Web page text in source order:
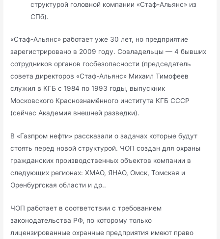
структурой головной компании «Стаф-Альянс» из
СПб).
«Стаф-Альянс» работает уже 30 лет, но предприятие
зарегистрировано в 2009 году. Совладельцы — 4 бывших
сотрудников органов госбезопасности (председатель
совета директоров «Стаф-Альянс» Михаил Тимофеев
служил в КГБ с 1984 по 1993 годы, выпускник
Московского Краснознамённого института КГБ СССР
(сейчас Академия внешней разведки).
В «Газпром нефти» рассказали о задачах которые будут
стоять перед новой структурой. ЧОП создан для охраны
гражданских производственных объектов компании в
следующих регионах: ХМАО, ЯНАО, Омск, Томская и
Оренбургская области и др..
ЧОП работает в соответствии с требованием
законодательства РФ, по которому только
лицензированные охранные предприятия имеют право